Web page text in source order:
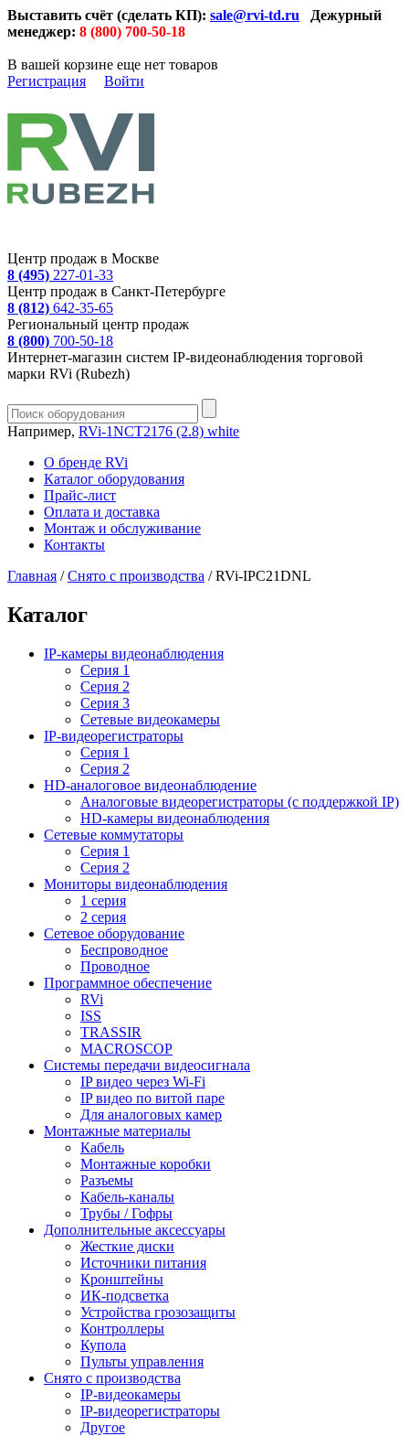
Выставить счёт (сделать КП): sale@rvi-td.ru
Дежурный
менеджер: 8 (800) 700-50-18
В вашей корзине еще нет товаров
Регистрация
Войти
Центр продаж в Москве
8 (495) 227-01-33
Центр продаж в Санкт-Петербурге
8 (812) 642-35-65
Региональный центр продаж
8 (800) 700-50-18
Интернет-магазин систем IP-видеонаблюдения торговой
марки RVi (Rubezh)
Например, RVi-1NCT2176 (2.8) white
О бренде RVi
Каталог оборудования
Прайс-лист
Оплата и доставка
Монтаж и обслуживание
Контакты
Главная /Снято с производства /RVi-IPC21DNL
Каталог
IP-камеры видеонаблюдения
Серия 1
Серия 2
Серия 3
Сетевые видеокамеры
IP-видеорегистраторы
Серия 1
Серия 2
HD-аналоговое видеонаблюдение
Aналоговые видеорегистраторы (с поддержкой IP)
HD-камеры видеонаблюдения
Сетевые коммутаторы
Серия 1
Серия 2
Мониторы видеонаблюдения
1 серия
2 серия
Сетевое оборудование
Беспроводное
Проводное
Программное обеспечение
RVi
ISS
TRASSIR
MACROSCOP
Системы передачи видеосигнала
IP видео через Wi-Fi
IP видео по витой паре
Для аналоговых камер
Монтажные материалы
Кабель
Монтажные коробки
Разъемы
Кабель-каналы
Трубы / Гофры
Дополнительные аксессуары
Жесткие диски
Источники питания
Кронштейны
ИК-подсветка
Устройства грозозащиты
Контроллеры
Купола
Пульты управления
Снято с производства
IP-видеокамеры
IP-видеорегистраторы
Другое